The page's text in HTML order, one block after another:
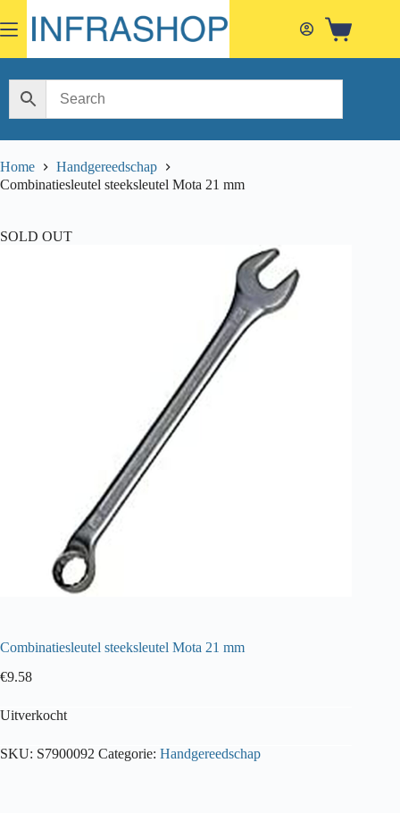
to
content
Shopping
Home
Handgereedschap
Combinatiesleutel steeksleutel Mota 21 mm
SOLD OUT
Combinatiesleutel steeksleutel Mota 21 mm
€9.58
Uitverkocht
SKU: S7900092 Categorie: Handgereedschap